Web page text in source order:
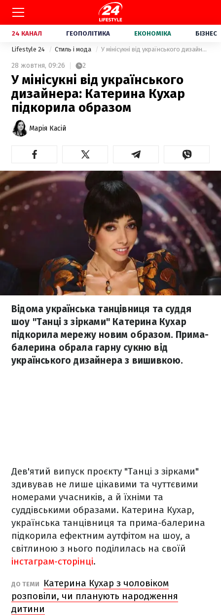
24 КАНАЛ ГЕОПОЛІТИКА ЕКОНОМІКА БІЗНЕС
Lifestyle 24 Стиль і мода У мінісукні від українського дизайнера: Катерина Кухар підкорила образом
28 жовтня, 09:26 2
У мінісукні від українського
дизайнера: Катерина Кухар
підкорила образом
Марія Касій
Відома українська танцівниця та суддя
шоу "Танці з зірками" Катерина Кухар
підкорила мережу новим образом. Прима-
балерина обрала гарну сукню від
українського дизайнера з вишивкою.
Дев'ятий випуск проєкту "Танці з зірками"
здивував не лише цікавими та чуттєвими
номерами учасників, а й їхніми та
суддівськими образами. Катерина Кухар,
українська танцівниця та прима-балерина
підкорила ефектним аутфітом на шоу, а
світлиною з нього поділилась на своїй
інстаграм-сторінці.
ДО ТЕМИ
Катерина Кухар з чоловіком
розповіли, чи планують народження
дитини